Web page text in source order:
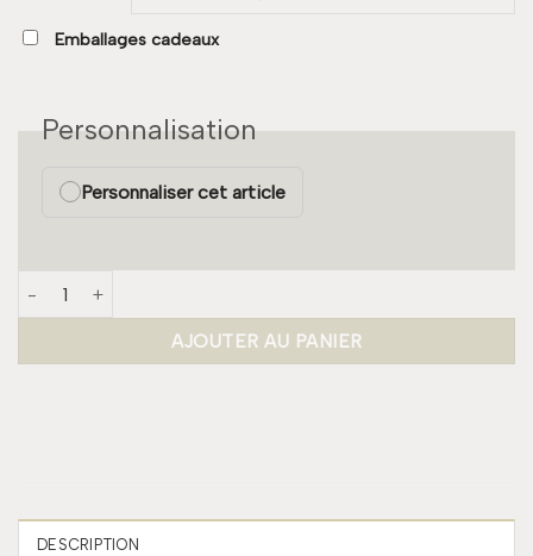
Emballages cadeaux
Personnalisation
Personnaliser cet article
AJOUTER AU PANIER
DESCRIPTION